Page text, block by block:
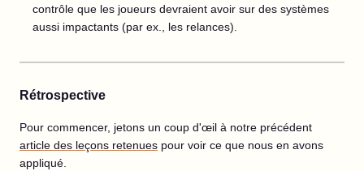
contrôle que les joueurs devraient avoir sur des systèmes
aussi impactants (par ex., les relances).
Rétrospective
Pour commencer, jetons un coup d'œil à notre précédent
article des leçons retenues pour voir ce que nous en avons
appliqué.